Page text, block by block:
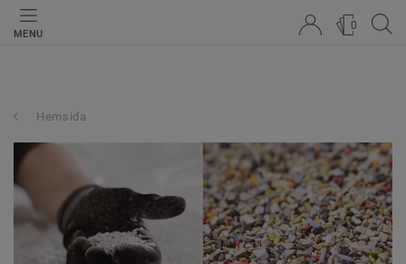
MENU
0
Hemsida